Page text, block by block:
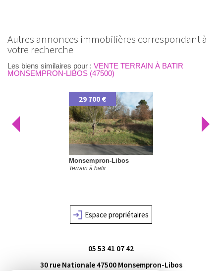
autres annonces immobilières correspondant à
votre recherche
Les biens similaires pour : VENTE TERRAIN À BATIR
MONSEMPRON-LIBOS (47500)
29 700 €
Monsempron-Libos
Terrain à batir
Espace propriétaires
05 53 41 07 42
30 rue Nationale 47500 Monsempron-Libos